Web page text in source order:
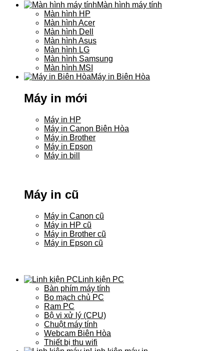
Màn hình máy tính
Màn hình HP
Màn hình Acer
Màn hình Dell
Màn hình Asus
Màn hình LG
Màn hình Samsung
Màn hình MSI
Máy in Biên Hòa
Máy in mới
Máy in HP
Máy in Canon Biên Hòa
Máy in Brother
Máy in Epson
Máy in bill
Máy in cũ
Máy in Canon cũ
Máy in HP cũ
Máy in Brother cũ
Máy in Epson cũ
Linh kiện PC
Bàn phím máy tính
Bo mạch chủ PC
Ram PC
Bộ vi xử lý (CPU)
Chuột máy tính
Webcam Biên Hòa
Thiết bị thu wifi